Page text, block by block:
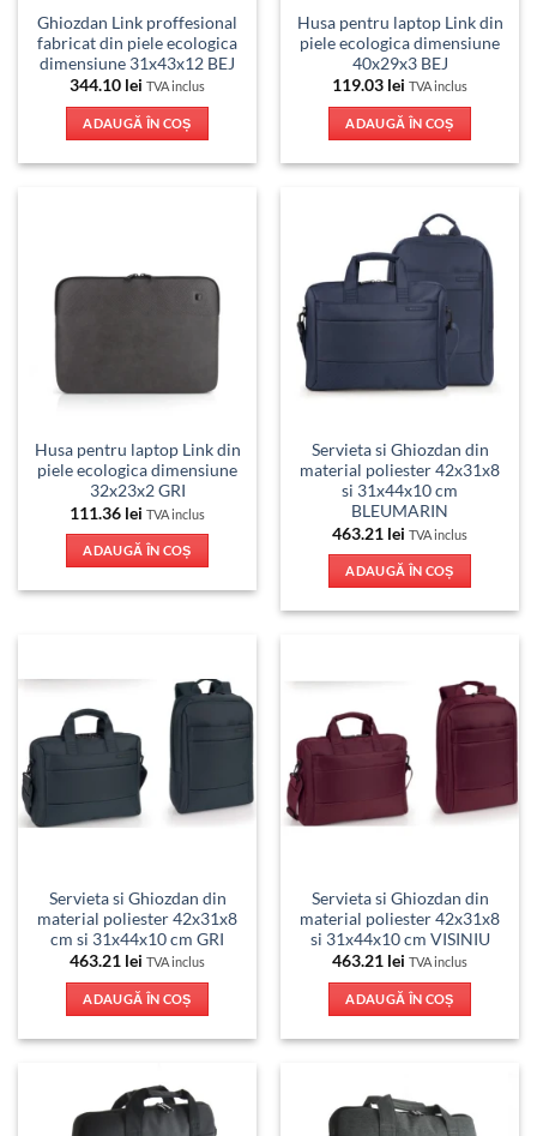
Ghiozdan Link proffesional
fabricat din piele ecologica
dimensiune 31x43x12 BEJ
344.10 lei TVA inclus
ADAUGĂ ÎN COȘ
Husa pentru laptop Link din
piele ecologica dimensiune
40x29x3 BEJ
119.03 lei TVA inclus
ADAUGĂ ÎN COȘ
Husa pentru laptop Link din
piele ecologica dimensiune
32x23x2 GRI
111.36 lei TVA inclus
ADAUGĂ ÎN COȘ
Servieta si Ghiozdan din
material poliester 42x31x8
si 31x44x10 cm
BLEUMARIN
463.21 lei TVA inclus
ADAUGĂ ÎN COȘ
Servieta si Ghiozdan din
material poliester 42x31x8
cm si 31x44x10 cm GRI
463.21 lei TVA inclus
ADAUGĂ ÎN COȘ
Servieta si Ghiozdan din
material poliester 42x31x8
si 31x44x10 cm VISINIU
463.21 lei TVA inclus
ADAUGĂ ÎN COȘ